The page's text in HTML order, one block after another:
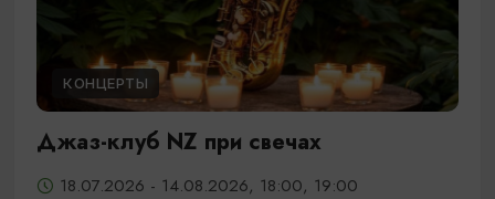
КОНЦЕРТЫ
Джаз-клуб NZ при свечах
18.07.2026 - 14.08.2026, 18:00, 19:00